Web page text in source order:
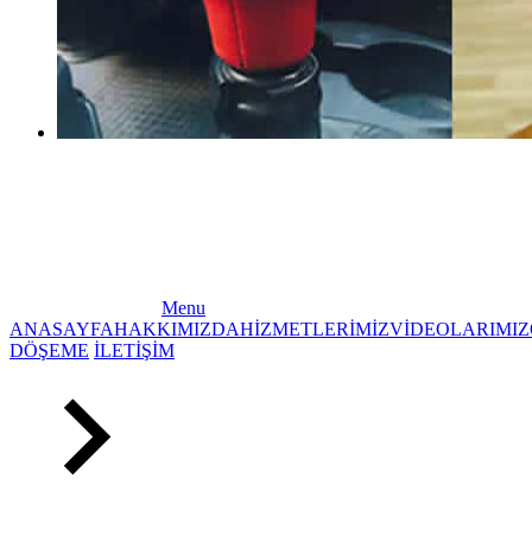
Menu
ANASAYFAHAKKIMIZDAHİZMETLERİMİZVİDEOLARIMIZ
DÖŞEME İLETİŞİM